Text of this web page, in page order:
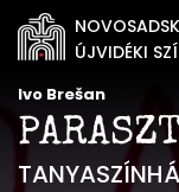
ÚJVIDÉKI
Ivo Brešan